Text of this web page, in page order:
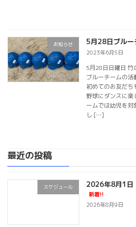
お知らせ 5月28日ブルー
2023年6月5日
5月28日日曜日 竹
ブルーチームの活
初めてのお友だち
野球にダンスに楽
ームでは幼児を
し […]
最近の投稿
スケジュール 2026年8月1日
新着!!
2026年8月9日